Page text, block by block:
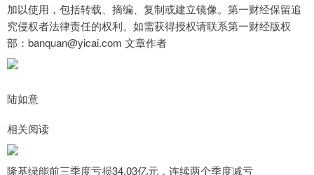
加以使用，包括转载、摘编、复制或建立镜像。第一财经保留追
究侵权者法律责任的权利。如需获得授权请联系第一财经版权
部：banquan@yicai.com 文章作者
陆如意
相关阅读
隆基绿能前三季度亏损34.03亿元，连续两个季度减亏